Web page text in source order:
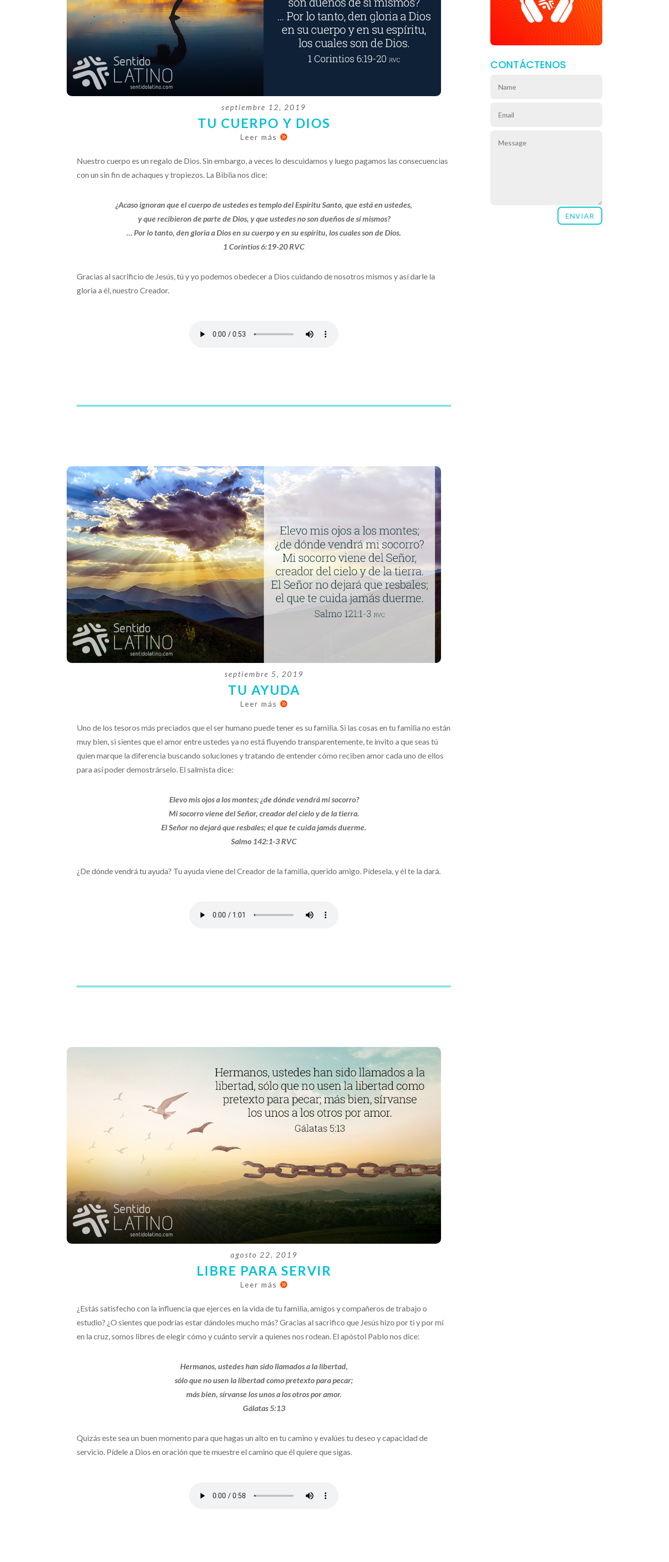
septiembre 12, 2019
TU CUERPO Y DIOS
Leer más 
Nuestro cuerpo es un regalo de Dios. Sin embargo, a veces lo descuidamos y luego pagamos las consecuencias
con un sin fin de achaques y tropiezos. La Biblia nos dice:
¿Acaso ignoran que el cuerpo de ustedes es templo del Espíritu Santo, que está en ustedes,
y que recibieron de parte de Dios, y que ustedes no son dueños de sí mismos?
… Por lo tanto, den gloria a Dios en su cuerpo y en su espíritu, los cuales son de Dios.
1 Corintios 6:19-20 RVC
Gracias al sacrificio de Jesús, tú y yo podemos obedecer a Dios cuidando de nosotros mismos y así darle la
gloria a él, nuestro Creador.
septiembre 5, 2019
TU AYUDA
Leer más 
Uno de los tesoros más preciados que el ser humano puede tener es su familia. Si las cosas en tu familia no están
muy bien, si sientes que el amor entre ustedes ya no está fluyendo transparentemente, te invito a que seas tú
quien marque la diferencia buscando soluciones y tratando de entender cómo reciben amor cada uno de ellos
para así poder demostrárselo. El salmista dice:
Elevo mis ojos a los montes; ¿de dónde vendrá mi socorro?
Mi socorro viene del Señor, creador del cielo y de la tierra.
El Señor no dejará que resbales; el que te cuida jamás duerme.
Salmo 142:1-3 RVC
¿De dónde vendrá tu ayuda? Tu ayuda viene del Creador de la familia, querido amigo. Pídesela, y él te la dará.
agosto 22, 2019
LIBRE PARA SERVIR
Leer más 
¿Estás satisfecho con la influencia que ejerces en la vida de tu familia, amigos y compañeros de trabajo o
estudio? ¿O sientes que podrías estar dándoles mucho más? Gracias al sacrifico que Jesús hizo por ti y por mí
en la cruz, somos libres de elegir cómo y cuánto servir a quienes nos rodean. El apóstol Pablo nos dice:
Hermanos, ustedes han sido llamados a la libertad,
sólo que no usen la libertad como pretexto para pecar;
más bien, sírvanse los unos a los otros por amor.
Gálatas 5:13
Quizás este sea un buen momento para que hagas un alto en tu camino y evalúes tu deseo y capacidad de
servicio. Pídele a Dios en oración que te muestre el camino que él quiere que sigas.
CONTÁCTENOS
ENVIAR